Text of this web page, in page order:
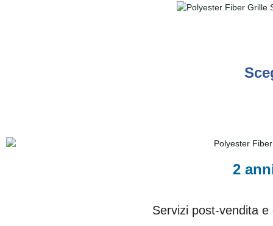
2
Servizi post-vendita